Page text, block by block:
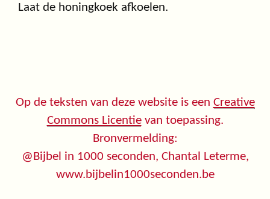
Laat de honingkoek afkoelen.
Op de teksten van deze website is een Creative
Commons Licentievan toepassing.
Bronvermelding:
@Bijbel in 1000 seconden, Chantal Leterme,
www.bijbelin1000seconden.be